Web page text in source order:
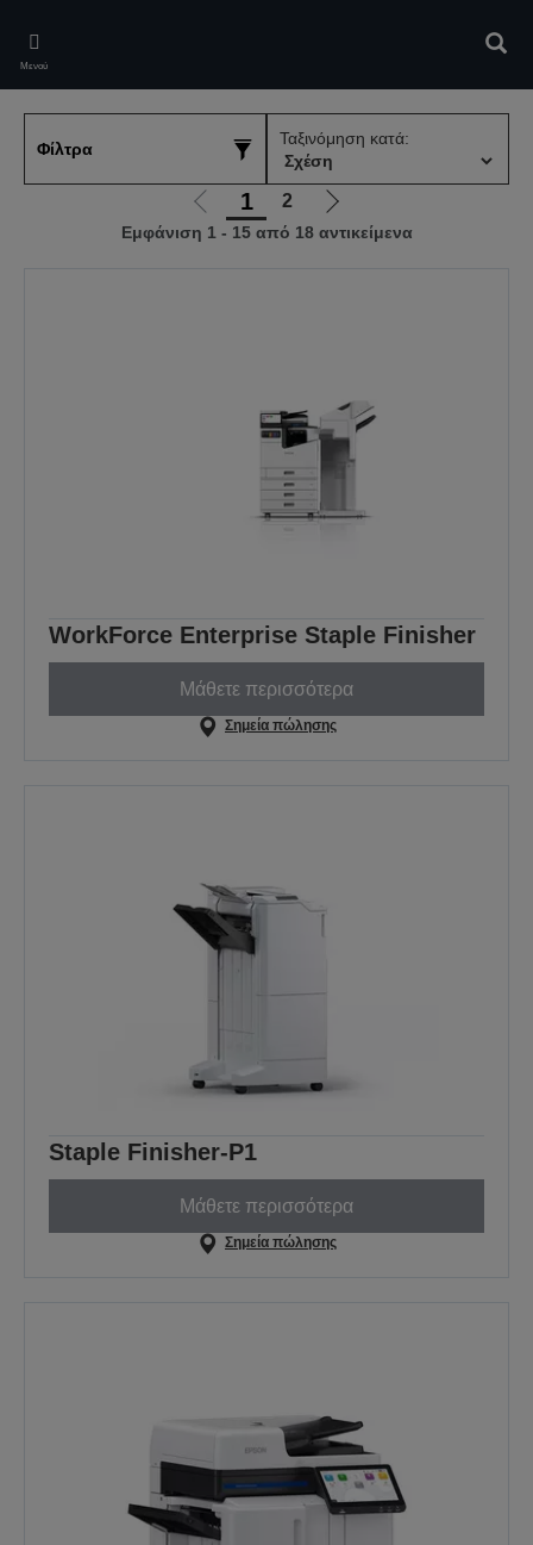
main
content
Μενού
Φίλτρα
Ταξινόμηση κατά:
Μετάβαση
στην
1 2
Μετάβαση
στην
Εμφάνιση 1 - 15 από 18 αντικείμενα
WorkForce Enterprise Staple Finisher
Μάθετε περισσότερα
Σημεία πώλησης
Staple Finisher-P1
Μάθετε περισσότερα
Σημεία πώλησης